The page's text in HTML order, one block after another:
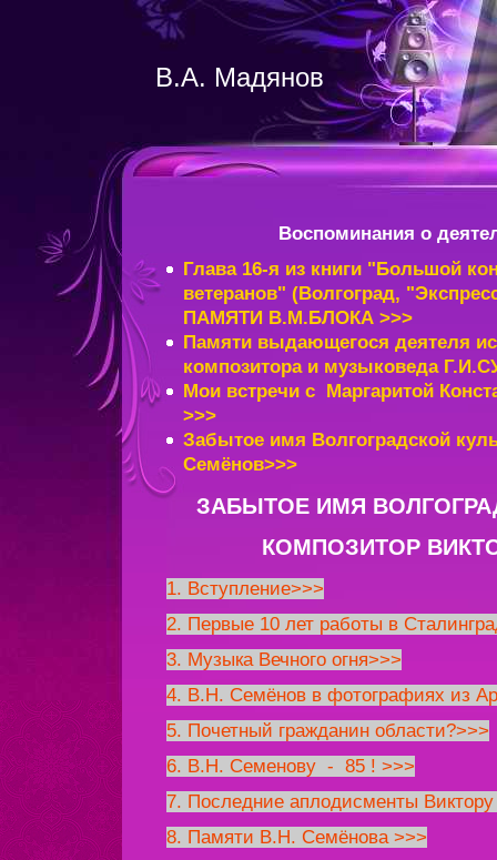
В.А. Мадянов
Воспоминания о
Глава 16-я из книги "Большой
ветеранов" (Волгоград,
ПАМЯТИ В.М.БЛОКА >>>
Памяти выдающегося деятеля
композитора и музыковеда
Мои встречи с Маргаритой
>>>
Забытое имя Волгоградской
Семёнов>>>
ЗАБЫТОЕ ИМЯ
КОМПОЗИТОР
1. Вступление>>>
2. Первые 10 лет работы в
3. Музыка Вечного огня>>>
4. В.Н. Семёнов в фотографиях из
5. Почетный гражданин области?>>>
6. В.Н. Семенову - 85 ! >>>
7. Последние аплодисменты
8. Памяти В.Н. Семёнова >>>